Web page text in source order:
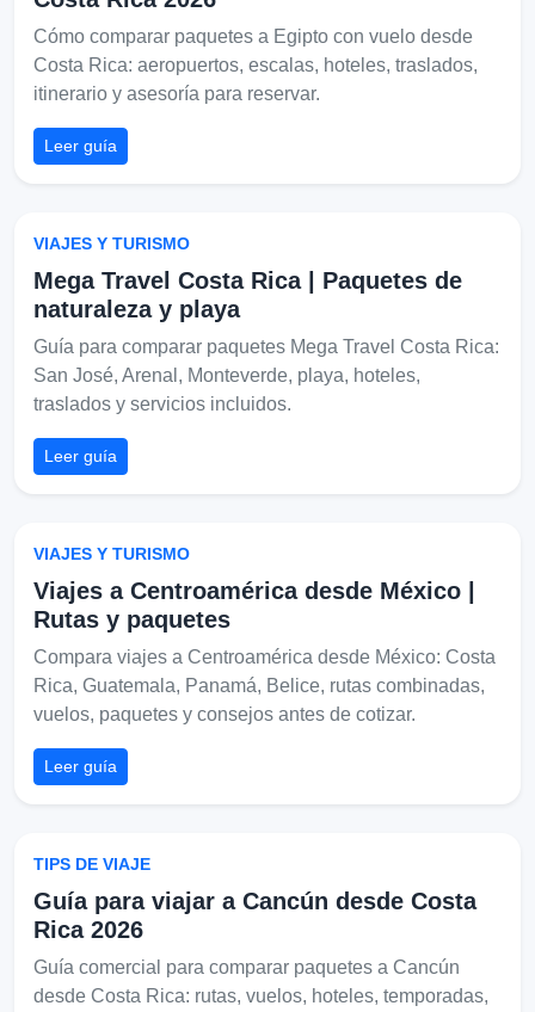
Cómo comparar paquetes a Egipto con vuelo desde
Costa Rica: aeropuertos, escalas, hoteles, traslados,
itinerario y asesoría para reservar.
Leer guía
VIAJES Y TURISMO
Mega Travel Costa Rica | Paquetes de
naturaleza y playa
Guía para comparar paquetes Mega Travel Costa Rica:
San José, Arenal, Monteverde, playa, hoteles,
traslados y servicios incluidos.
Leer guía
VIAJES Y TURISMO
Viajes a Centroamérica desde México |
Rutas y paquetes
Compara viajes a Centroamérica desde México: Costa
Rica, Guatemala, Panamá, Belice, rutas combinadas,
vuelos, paquetes y consejos antes de cotizar.
Leer guía
TIPS DE VIAJE
Guía para viajar a Cancún desde Costa
Rica 2026
Guía comercial para comparar paquetes a Cancún
desde Costa Rica: rutas, vuelos, hoteles, temporadas,